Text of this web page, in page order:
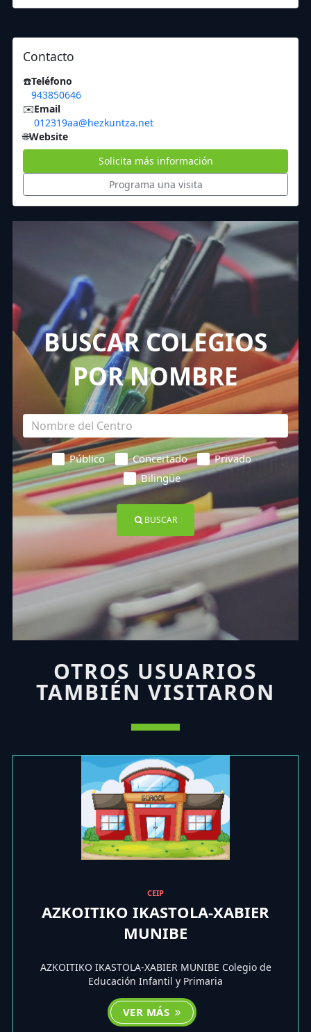
Contacto
☎️Teléfono
943850646
✉️Email
012319aa@hezkuntza.net
🌐Website
Solicita más información
Programa una visita
BUSCAR COLEGIOS
POR NOMBRE
Público Concertado
Privado
Bilingüe
BUSCAR
OTROS USUARIOS
TAMBIÉN VISITARON
CEIP
AZKOITIKO IKASTOLA-XABIER
MUNIBE
AZKOITIKO IKASTOLA-XABIER MUNIBE Colegio de
Educación Infantil y Primaria
VER MÁS